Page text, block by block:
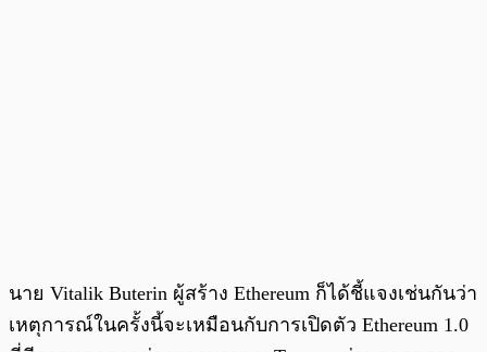
นาย Vitalik Buterin ผู้สร้าง Ethereum ก็ได้ชี้แจงเช่นกันว่า
เหตุการณ์ในครั้งนี้จะเหมือนกับการเปิดตัว Ethereum 1.0